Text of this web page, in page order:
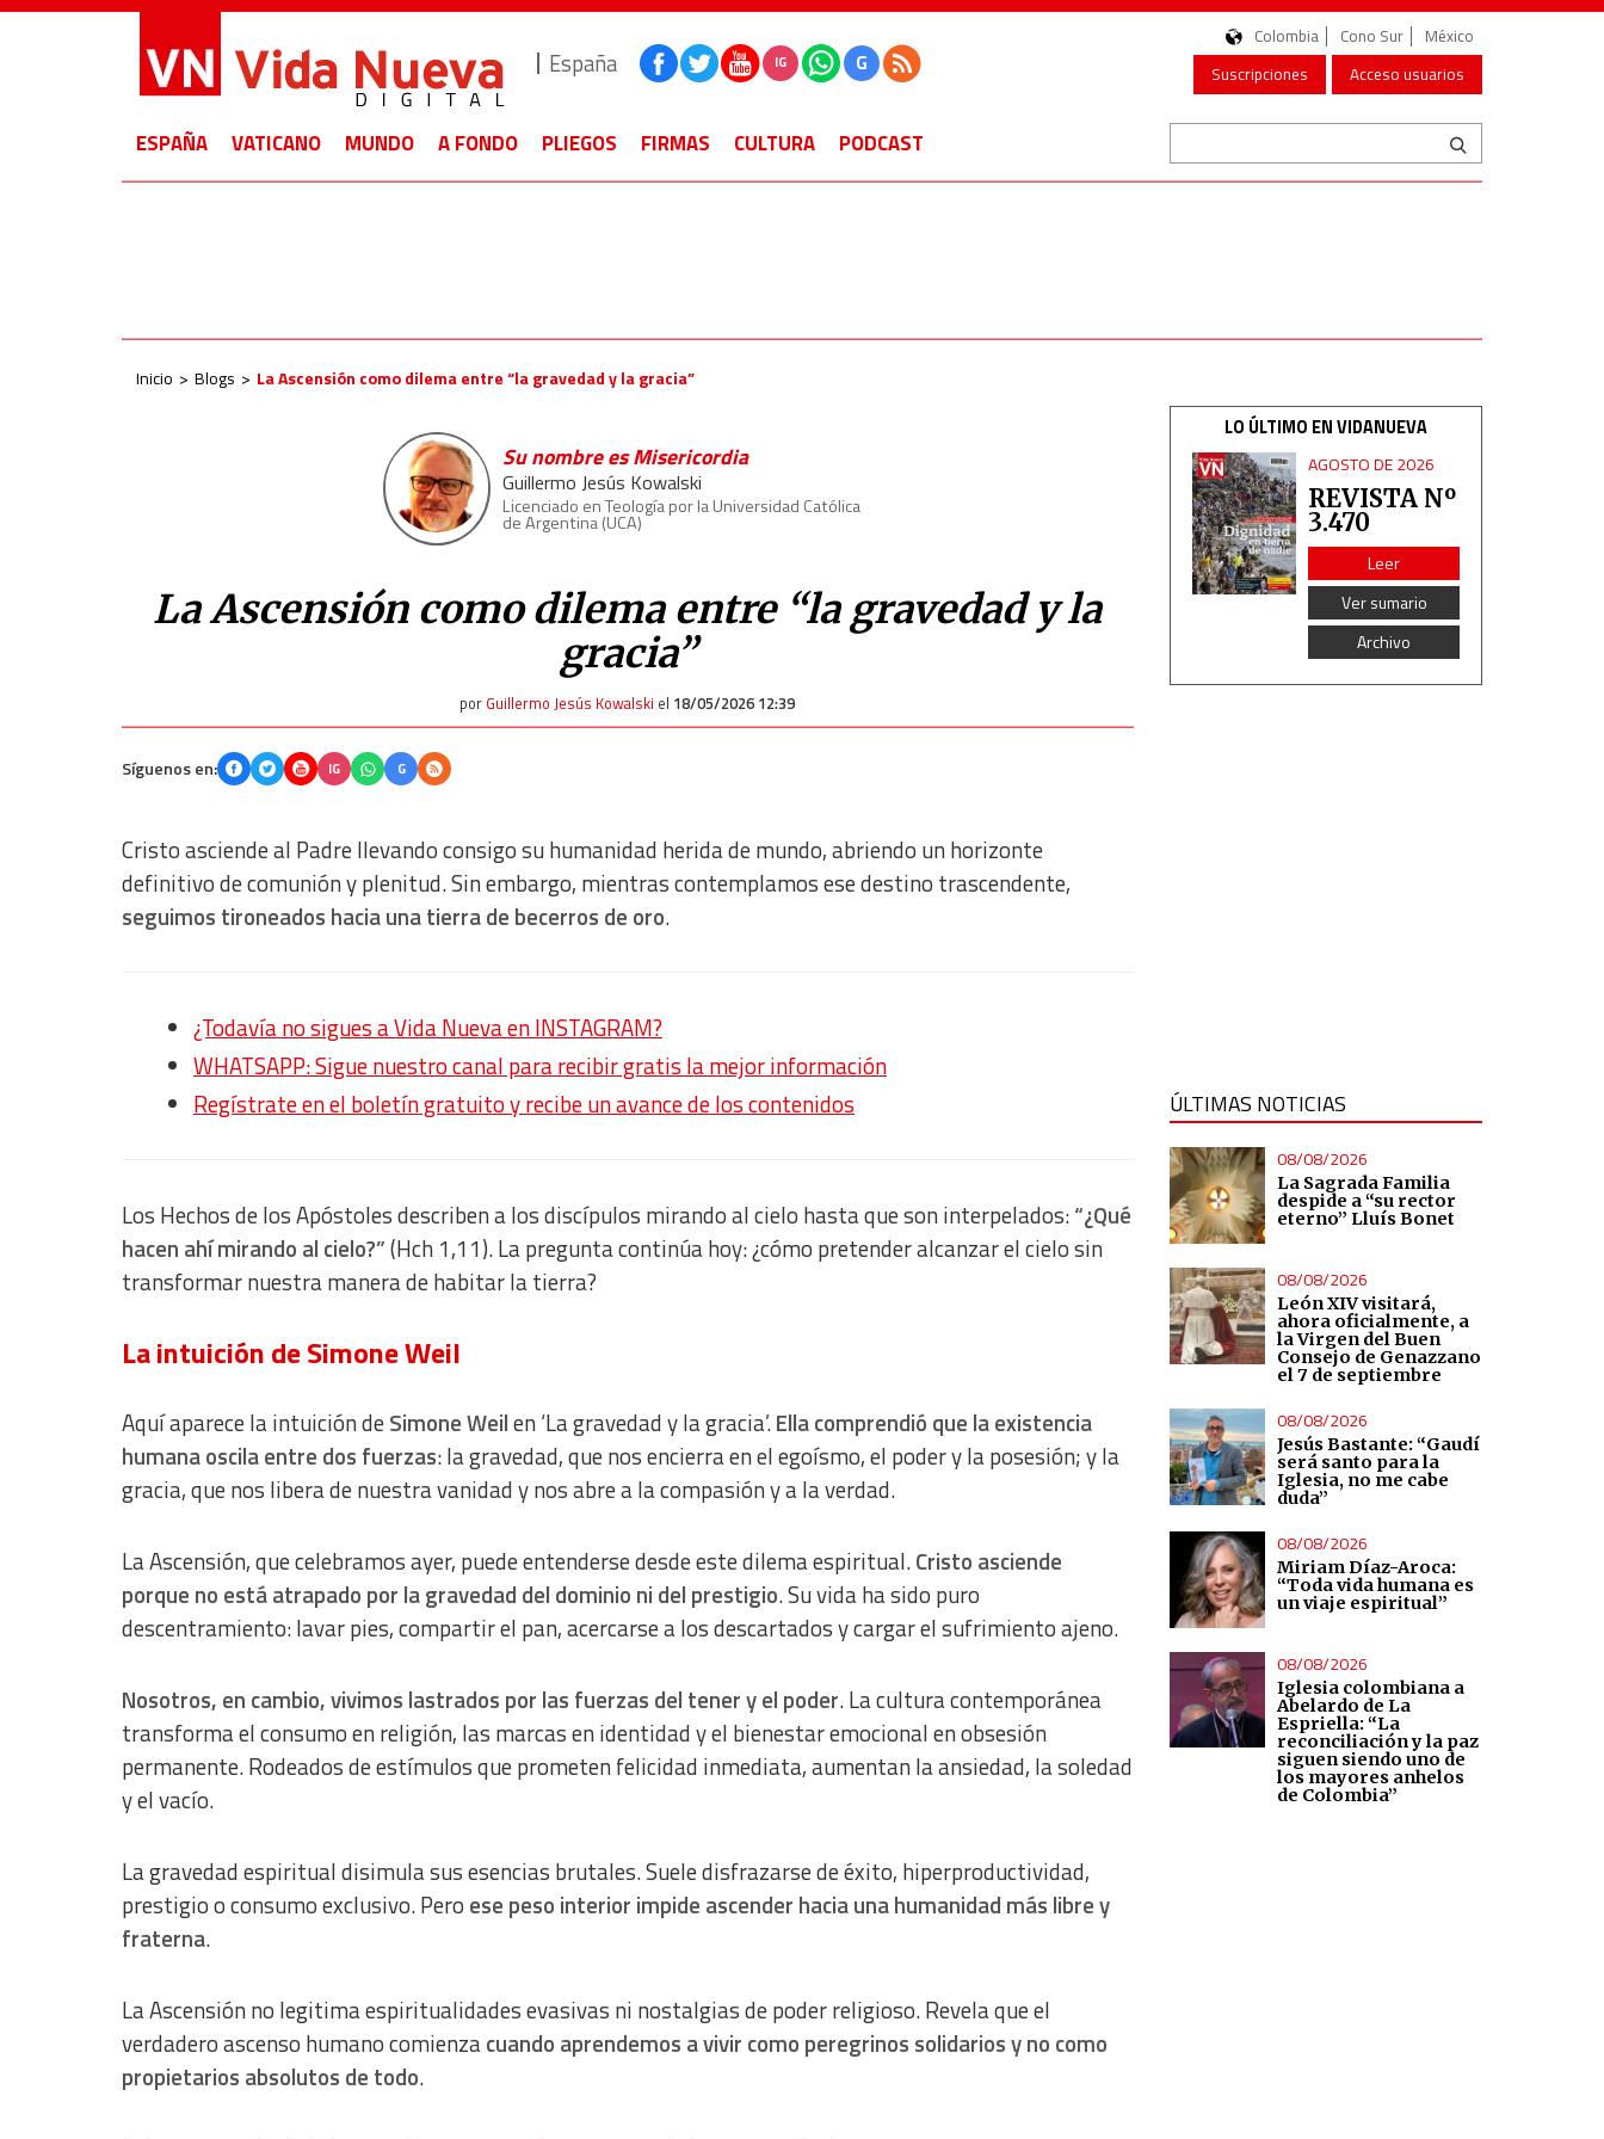
España IG G
Colombia Cono Sur
México
Suscripciones
Acceso usuarios
ESPAÑA VATICANO MUNDO A FONDO PLIEGOS FIRMAS CULTURA PODCAST
Inicio Blogs La Ascensión como dilema entre “la gravedad y la gracia”
Su nombre es Misericordia
Guillermo Jesús Kowalski
Licenciado en Teología por la Universidad Católica
de Argentina (UCA)
La Ascensión como dilema entre “la gravedad y la
gracia”
por Guillermo Jesús Kowalski el 18/05/2026 12:39
Síguenos en: IG G
Cristo asciende al Padre llevando consigo su humanidad herida de mundo, abriendo un horizonte
definitivo de comunión y plenitud. Sin embargo, mientras contemplamos ese destino trascendente,
seguimos tironeados hacia una tierra de becerros de oro.
¿Todavía no sigues a Vida Nueva en INSTAGRAM?
WHATSAPP: Sigue nuestro canal para recibir gratis la mejor información
Regístrate en el boletín gratuito y recibe un avance de los contenidos
Los Hechos de los Apóstoles describen a los discípulos mirando al cielo hasta que son interpelados:“¿Qué
hacen ahí mirando al cielo?”(Hch 1,11). La pregunta continúa hoy: ¿cómo pretender alcanzar el cielo sin
transformar nuestra manera de habitar la tierra?
La intuición de Simone Weil
Aquí aparece la intuición deSimone Weilen ‘La gravedad y la gracia’.Ella comprendió que la existencia
humana oscila entre dos fuerzas: la gravedad, que nos encierra en el egoísmo, el poder y la posesión; y la
gracia, que nos libera de nuestra vanidad y nos abre a la compasión y a la verdad.
La Ascensión, que celebramos ayer, puede entenderse desde este dilema espiritual.Cristo asciende
porque no está atrapado por la gravedad del dominio ni del prestigio. Su vida ha sido puro
descentramiento: lavar pies, compartir el pan, acercarse a los descartados y cargar el sufrimiento ajeno.
Nosotros, en cambio, vivimos lastrados por las fuerzas del tener y el poder. La cultura contemporánea
transforma el consumo en religión, las marcas en identidad y el bienestar emocional en obsesión
permanente. Rodeados de estímulos que prometen felicidad inmediata, aumentan la ansiedad, la soledad
y el vacío.
La gravedad espiritual disimula sus esencias brutales. Suele disfrazarse de éxito, hiperproductividad,
prestigio o consumo exclusivo. Pero ese peso interior impide ascender hacia una humanidad más libre y
fraterna.
La Ascensión no legitima espiritualidades evasivas ni nostalgias de poder religioso. Revela que el
verdadero ascenso humano comienzacuando aprendemos a vivir como peregrinos solidarios y no como
propietarios absolutos de todo.
LO ÚLTIMO EN VIDANUEVA
AGOSTO DE 2026
REVISTA Nº
3.470
Leer
Ver sumario
Archivo
ÚLTIMAS NOTICIAS
08/08/2026
La Sagrada Familia
despide a “su rector
eterno” Lluís Bonet
08/08/2026
León XIV visitará,
ahora oficialmente, a
la Virgen del Buen
Consejo de Genazzano
el 7 de septiembre
08/08/2026
Jesús Bastante: “Gaudí
será santo para la
Iglesia, no me cabe
duda”
08/08/2026
Miriam Díaz-Aroca:
“Toda vida humana es
un viaje espiritual”
08/08/2026
Iglesia colombiana a
Abelardo de La
Espriella: “La
reconciliación y la paz
siguen siendo uno de
los mayores anhelos
de Colombia”